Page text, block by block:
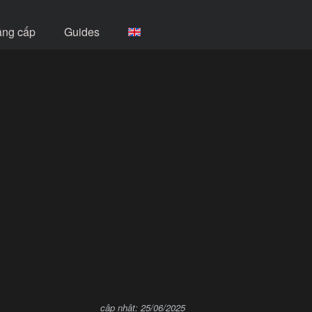
cấp Guides
cập nhật: 25/06/2025